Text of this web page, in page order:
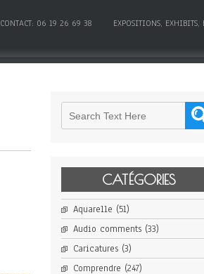
CONTACT: 06 19 26 69 38 EXPOSITIONS, EXHIBITS,
CATÉGORIES
Aquarelle (51)
Audio comments(33)
Caricatures(3)
Comprendre (247)